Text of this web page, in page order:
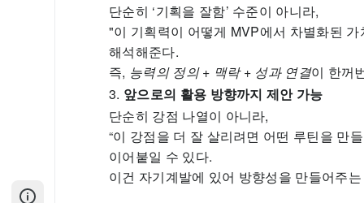
단순히 ‘기획을 잘함’ 수준이 아니라,
"이 기획력이 어떻게 MVP에서 차별화된
해석해준다.
즉, 능력의 정의 + 맥락 + 성과 연결이 한꺼
3. 앞으로의 활용 방향까지 제안 가능
단순히 강점 나열이 아니라,
“이 강점을 더 잘 살리려면 어떤 루틴을 만
이어붙일 수 있다.
이건 자기계발에 있어 방향성을 만들어주